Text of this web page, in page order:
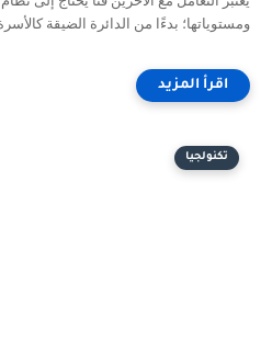
ومستوياتها؛ بدءًا من الدائرة الضيقة كالأسرة
تكنولجيا